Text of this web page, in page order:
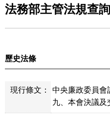
法務部主管法規查
歷史法條
現行條文：
中央廉政委員會
九、本會決議及